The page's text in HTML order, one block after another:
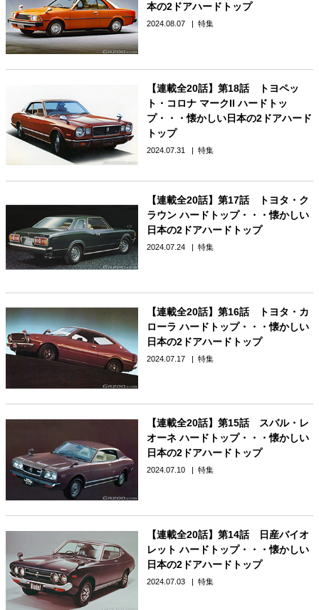
本の2ドアハードトップ
2024.08.07 特集
【連載全20話】第18話 トヨペッ
ト・コロナ マークII ハードトッ
プ・・・懐かしい日本の2ドアハード
トップ
2024.07.31 特集
【連載全20話】第17話 トヨタ・ク
ラウン ハードトップ・・・懐かしい
日本の2ドアハードトップ
2024.07.24 特集
【連載全20話】第16話 トヨタ・カ
ローラ ハードトップ・・・懐かしい
日本の2ドアハードトップ
2024.07.17 特集
【連載全20話】第15話 スバル・レ
オーネ ハードトップ・・・懐かしい
日本の2ドアハードトップ
2024.07.10 特集
【連載全20話】第14話 日産バイオ
レット ハードトップ・・・懐かしい
日本の2ドアハードトップ
2024.07.03 特集